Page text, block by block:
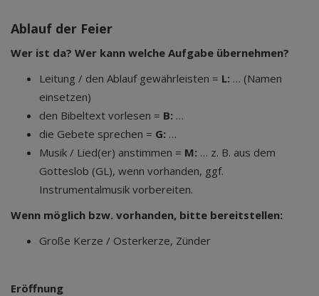
Ablauf der Feier
Wer ist da? Wer kann welche Aufgabe übernehmen?
Leitung / den Ablauf gewährleisten = L: … (Namen
einsetzen)
den Bibeltext vorlesen = B: …
die Gebete sprechen = G: …
Musik / Lied(er) anstimmen = M: … z. B. aus dem
Gotteslob (GL), wenn vorhanden, ggf.
Instrumentalmusik vorbereiten.
Wenn möglich bzw. vorhanden, bitte bereitstellen:
Große Kerze / Osterkerze, Zünder
Eröffnung